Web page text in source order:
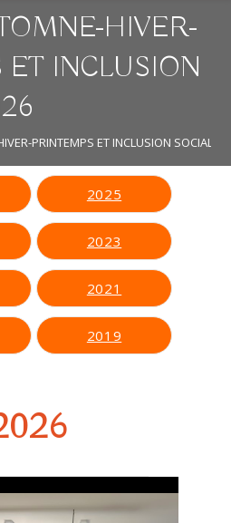
HIVER-
ET INCLUSION
PRINTEMPS ET INCLUSION SOCIALE
2025
2023
2021
2019